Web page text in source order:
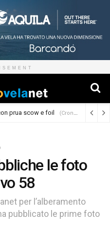
prua scow e foil (Cronaca)
le foto
58
per l’alberamento
pubblicato le prime foto